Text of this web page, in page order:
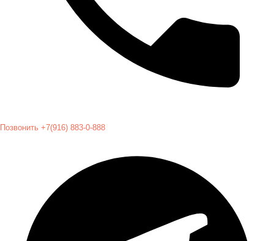
Позвонить +7(916) 883-0-888